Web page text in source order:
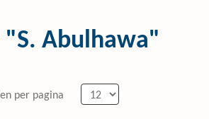
Abulhawa"
per pagina